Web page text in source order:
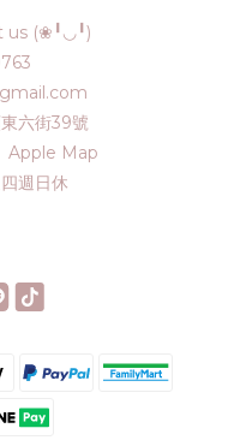
us (❀╹◡╹)
六街39號
Apple Map
週日休